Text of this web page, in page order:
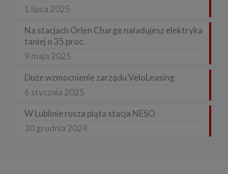
1 lipca 2025
Na stacjach Orlen Charge naładujesz elektryka
taniej o 35 proc.
9 maja 2025
Duże wzmocnienie zarządu VeloLeasing
6 stycznia 2025
W Lublinie rusza piąta stacja NESO
30 grudnia 2024